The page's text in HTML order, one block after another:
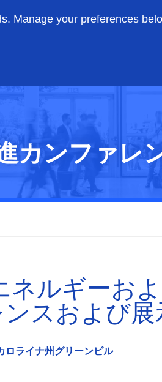
Manage your preferences
カンファレ
ネルギーお
スおよび展
ロライナ州グリーンビル